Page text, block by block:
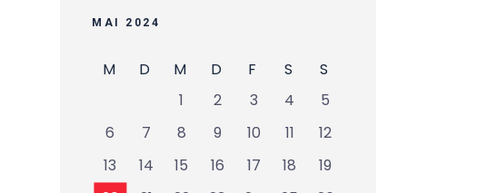
MAI 2024
M D M D F S
S
1
2 3 4
5
6
7 8 9 10 11
12
13
14 15 16 17 18
19